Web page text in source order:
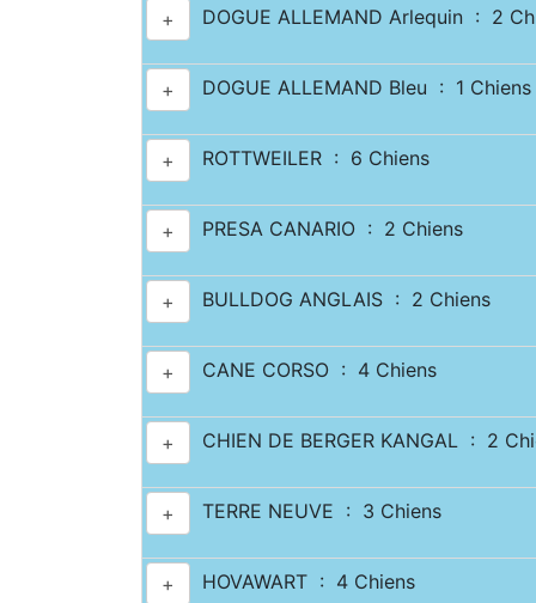
+ DOGUE ALLEMAND Arlequin : 2
+ DOGUE ALLEMAND Bleu : 1 Chiens
+ ROTTWEILER : 6 Chiens
+ PRESA CANARIO : 2 Chiens
+ BULLDOG ANGLAIS : 2 Chiens
+ CANE CORSO : 4 Chiens
+ CHIEN DE BERGER KANGAL : 2
+ TERRE NEUVE : 3 Chiens
+ HOVAWART : 4 Chiens